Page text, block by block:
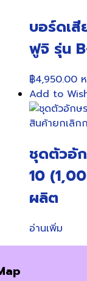
บอร์ดเสี
ฟูจิ รุ่น
฿4,950.00
Add to
ชุดตัวอั
10
ผลิต
อ่านเพิ่ม